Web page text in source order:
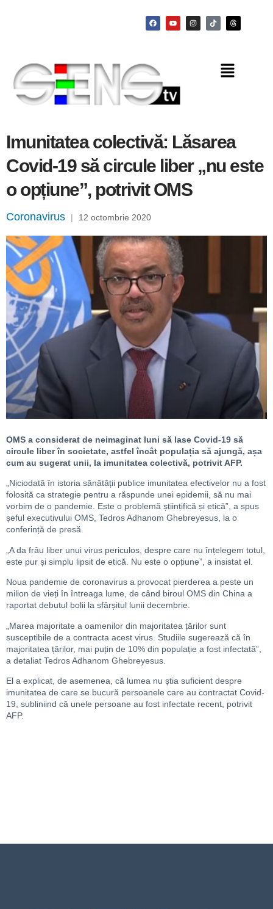
Imunitatea colectivă: Lăsarea
Covid-19 să circule liber „nu este
o opțiune”, potrivit OMS
Coronavirus | 12 octombrie 2020
OMS a considerat de neimaginat luni să lase Covid-19 să
circule liber în societate, astfel încât populația să ajungă, așa
cum au sugerat unii, la imunitatea colectivă, potrivit AFP.
„Niciodată în istoria sănătății publice imunitatea efectivelor nu a fost
folosită ca strategie pentru a răspunde unei epidemii, să nu mai
vorbim de o pandemie. Este o problemă științifică și etică”, a spus
șeful executivului OMS, Tedros Adhanom Ghebreyesus, la o
conferință de presă.
„A da frâu liber unui virus periculos, despre care nu înțelegem totul,
este pur și simplu lipsit de etică. Nu este o opțiune”, a insistat el.
Noua pandemie de coronavirus a provocat pierderea a peste un
milion de vieți în întreaga lume, de când biroul OMS din China a
raportat debutul bolii la sfârșitul lunii decembrie.
„Marea majoritate a oamenilor din majoritatea țărilor sunt
susceptibile de a contracta acest virus. Studiile sugerează că în
majoritatea țărilor, mai puțin de 10% din populație a fost infectată”,
a detaliat Tedros Adhanom Ghebreyesus.
El a explicat, de asemenea, că lumea nu știa suficient despre
imunitatea de care se bucură persoanele care au contractat Covid-
19, subliniind că unele persoane au fost infectate recent, potrivit
AFP.